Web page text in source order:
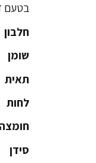
בטעם
חלבון
שומן
תאית
לחות
חומצה
סידן